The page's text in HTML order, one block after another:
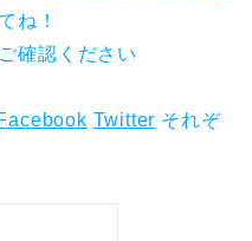
ね！
確認ください
Twitter それぞ